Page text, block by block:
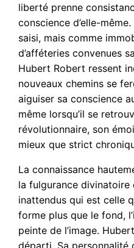
liberté prenne
conscience d’elle-
saisi, mais comme
d’afféteries convenues
Hubert Robert ressent
nouveaux chemins se
aiguiser sa conscience
même lorsqu’il se
révolutionnaire, son
mieux que strict
La connaissance
la fulgurance divinatoire
inattendus qui est celle
forme plus que le fond,
peinte de l’image.
départi. Sa personnalité